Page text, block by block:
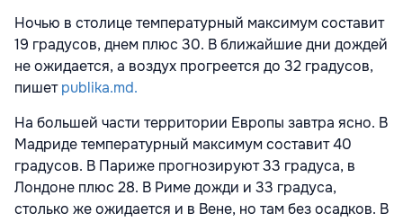
Ночью в столице температурный максимум составит
19 градусов, днем плюс 30. В ближайшие дни дождей
не ожидается, а воздух прогреется до 32 градусов,
пишетpublika.md.
На большей части территории Европы завтра ясно. В
Мадриде температурный максимум составит 40
градусов. В Париже прогнозируют 33 градуса, в
Лондоне плюс 28. В Риме дожди и 33 градуса,
столько же ожидается и в Вене, но там без осадков. В